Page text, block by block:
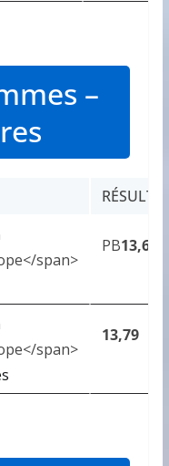
–
PB13,68
13,79